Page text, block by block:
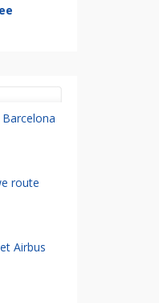
route
Airbus